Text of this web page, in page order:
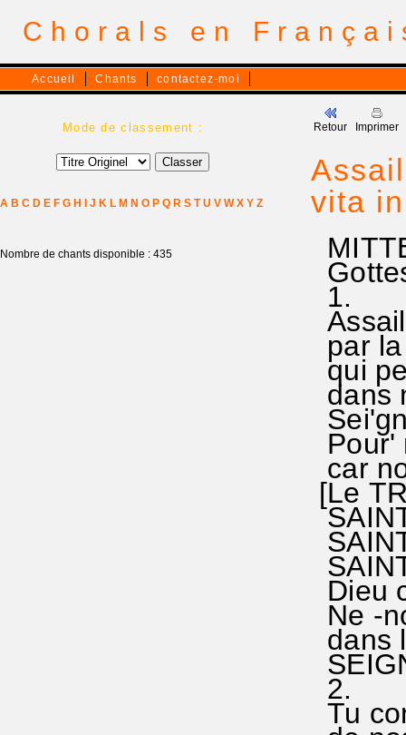
Chorals en
Accueil Chants contactez-moi
Mode de classement :
A B C D E F G H J K L M N O P Q R S T U V W X Y Z
Nombre de chants disponible : 435
Retour Imprimer
vita
1.
par
qui
dans
Pour'
car
[Le
Dieu
Ne -
dans
2.
Tu